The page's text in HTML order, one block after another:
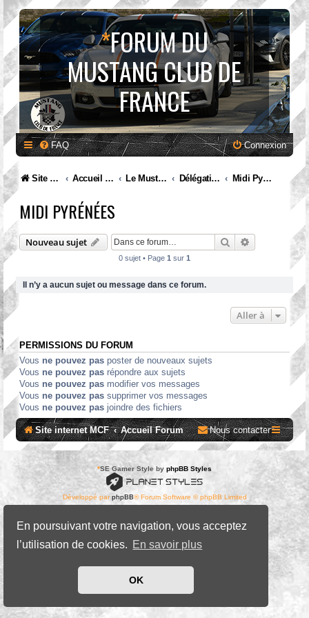
En poursuivant votre navigation, vous acceptez
l’utilisation de cookies. En savoir plus
OK
*FORUM DU
MUSTANG CLUB DE
FRANCE
FAQ Connexion
Site internet MCF Accueil Forum Le Mustang Club de France Délégations et rassemblements : discutons en ! Midi Pyrénées
MIDI PYRÉNÉES
Nouveau sujet RechercherRecherche
0 sujet • Page 1 sur 1
Il n’y a aucun sujet ou message dans ce forum.
Aller à
PERMISSIONS DU FORUM
Vous ne pouvez pas poster de nouveaux sujets
Vous ne pouvez pas répondre aux sujets
Vous ne pouvez pas modifier vos messages
Vous ne pouvez pas supprimer vos messages
Vous ne pouvez pas joindre des fichiers
Site internet MCF Accueil Forum Nous contacter
*SE Gamer Style by phpBB Styles
Développé parphpBB® Forum Software © phpBB Limited
Confidentialité|